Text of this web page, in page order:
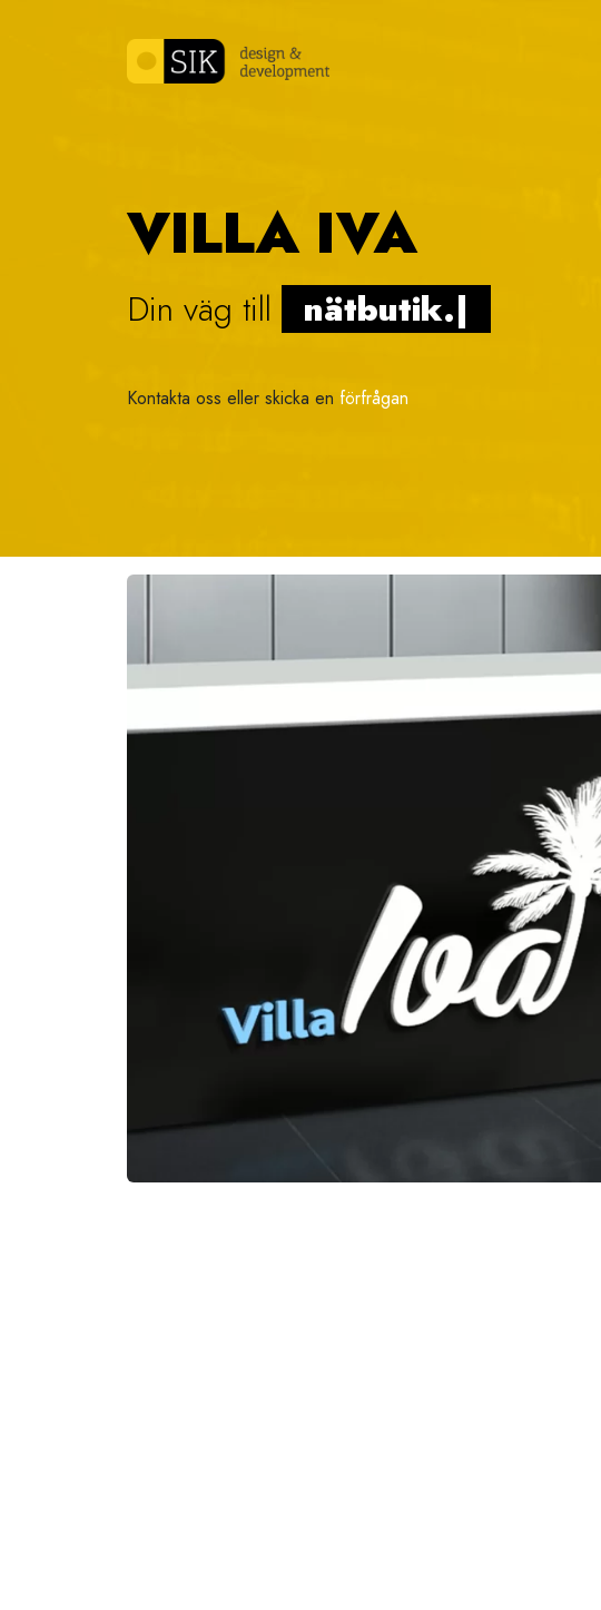
VILLA IVA
Din väg till vi|
Kontakta oss eller skicka en förfrågan